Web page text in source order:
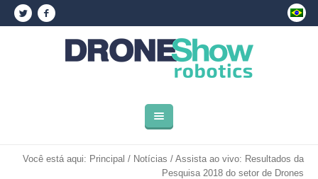
Você está aqui: Principal / Notícias / Assista ao vivo: Resultados da
Pesquisa 2018 do setor de Drones